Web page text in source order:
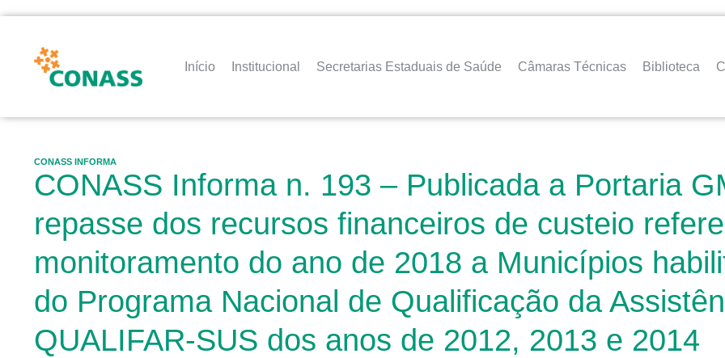
Início Institucional Secretarias Estaduais de Saúde Câmaras Técnicas Biblioteca
CONASS INFORMA
CONASS Informa n. 193 – Publicada a Portaria
repasse dos recursos financeiros de custeio
monitoramento do ano de 2018 a Municípios
do Programa Nacional de Qualificação da
QUALIFAR-SUS dos anos de 2012, 2013 e 2014